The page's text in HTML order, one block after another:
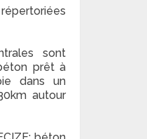
sont
prêt à
dans un
autour